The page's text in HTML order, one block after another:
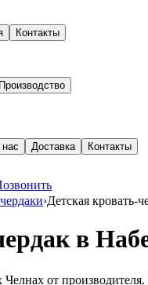
Контакты
Производство
Доставка Контакты
›Детская кровать-
в
от